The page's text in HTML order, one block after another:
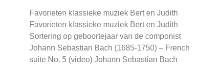
Favorieten klassieke muziek Bert en Judith
Favorieten klassieke muziek Bert en Judith
Sortering op geboortejaar van de componist
Johann Sebastian Bach (1685-1750) – French
suite No. 5 (video) Johann Sebastian Bach